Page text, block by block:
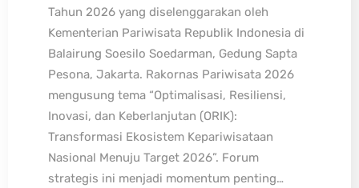
Tahun 2026 yang diselenggarakan oleh
Kementerian Pariwisata Republik Indonesia di
Balairung Soesilo Soedarman, Gedung Sapta
Pesona, Jakarta. Rakornas Pariwisata 2026
mengusung tema “Optimalisasi, Resiliensi,
Inovasi, dan Keberlanjutan (ORIK):
Transformasi Ekosistem Kepariwisataan
Nasional Menuju Target 2026”. Forum
strategis ini menjadi momentum penting…